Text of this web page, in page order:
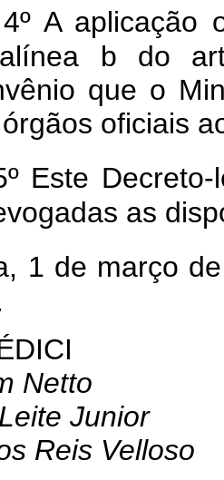
A aplicação
b do
que o
oficiais
Este
as
1 de março
Netto
Junior
Reis Velloso